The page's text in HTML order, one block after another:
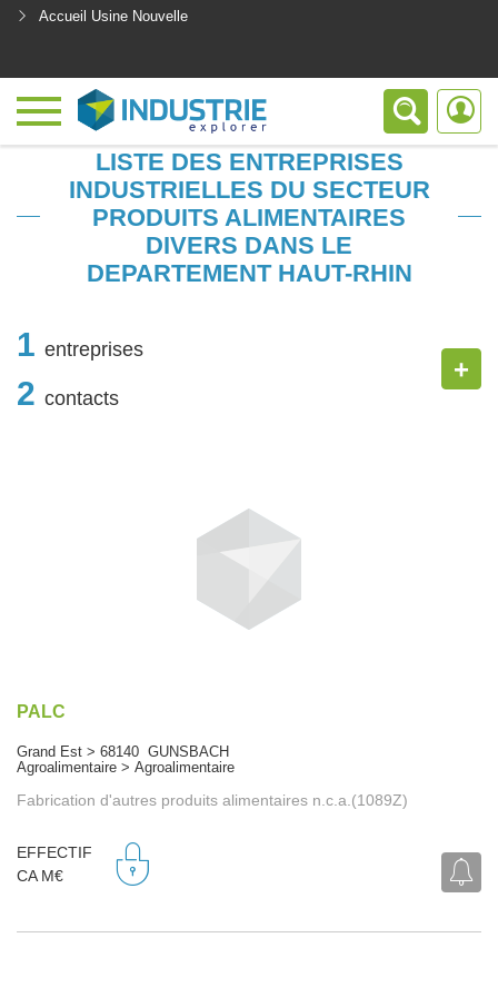
Accueil Usine Nouvelle
LISTE DES ENTREPRISES
INDUSTRIELLES DU SECTEUR
PRODUITS ALIMENTAIRES
DIVERS DANS LE
DEPARTEMENT HAUT-RHIN
1 entreprises
2 contacts
+
PALC
Grand Est > 68140 GUNSBACH
Agroalimentaire > Agroalimentaire
Fabrication d'autres produits alimentaires n.c.a.(1089Z)
EFFECTIF
CA M€